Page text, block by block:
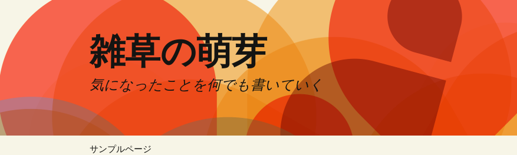
ン
ツ
へ
ッ
プ
雑草の萌芽
気になったことを何でも書いていく
サンプルページ